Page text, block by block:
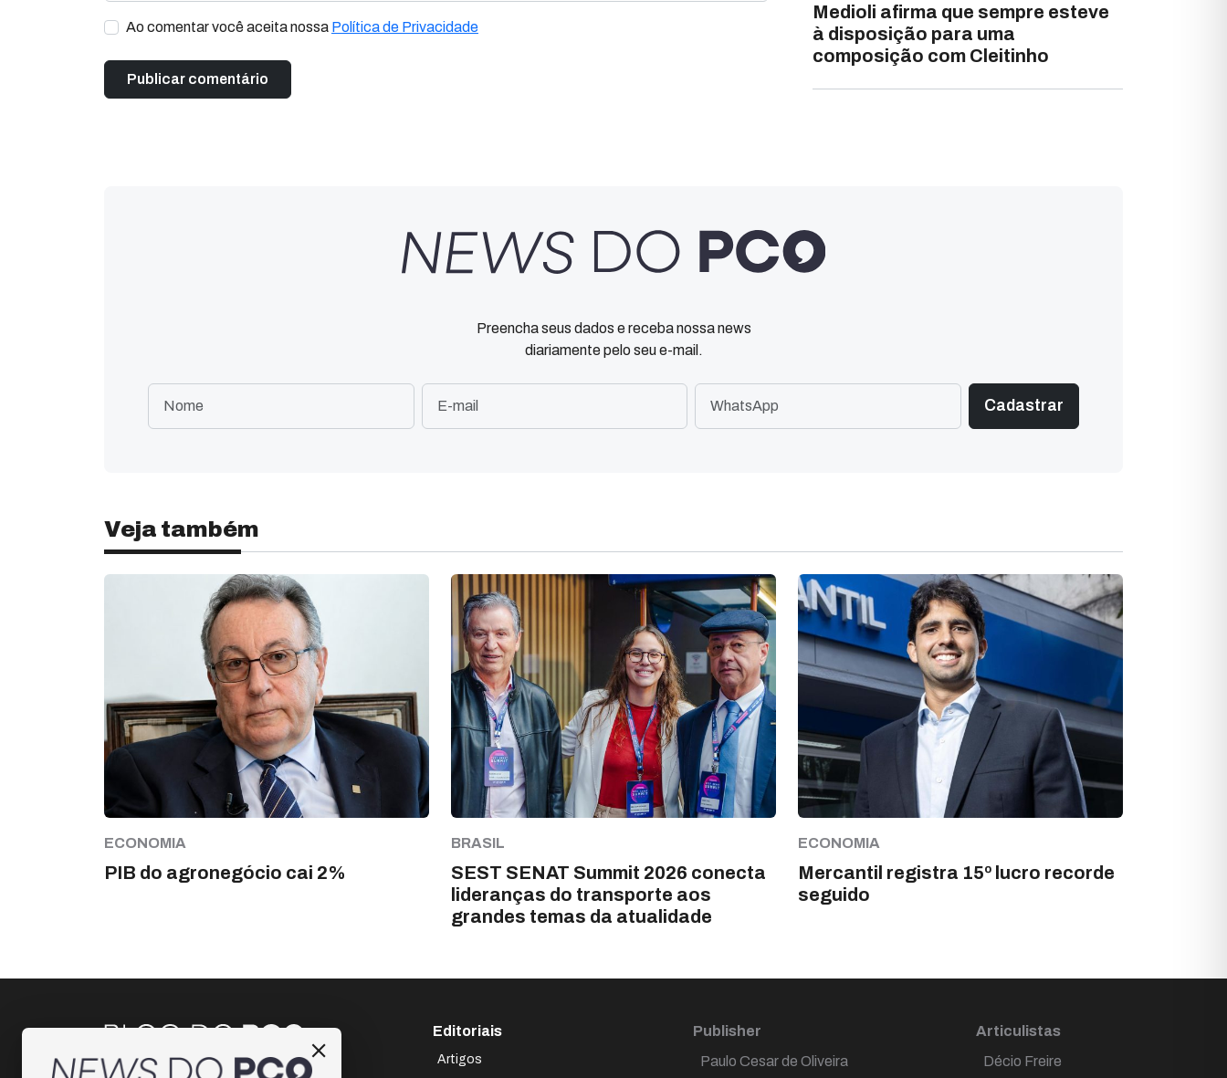
Ao comentar você aceita nossa Política de Privacidade
Medioli afirma que sempre esteve
à disposição para uma
composição com Cleitinho
Preencha seus dados e receba nossa news
diariamente pelo seu e-mail.
Veja também
ECONOMIA
PIB do agronegócio cai 2%
BRASIL
SEST SENAT Summit 2026 conecta
lideranças do transporte aos
grandes temas da atualidade
ECONOMIA
Mercantil registra 15º lucro recorde
seguido
Editoriais
Artigos
Publisher
Paulo Cesar de Oliveira
Articulistas
Décio Freire